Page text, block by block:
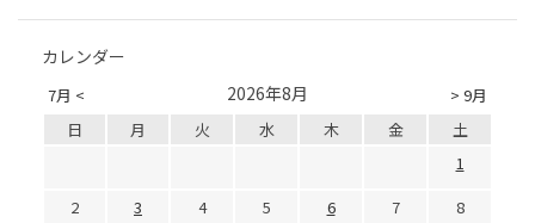
カレンダー
7月 < > 9月
2026年8月
日 月 火 水 木 金
土
1
2
3 4 5 6 7
8